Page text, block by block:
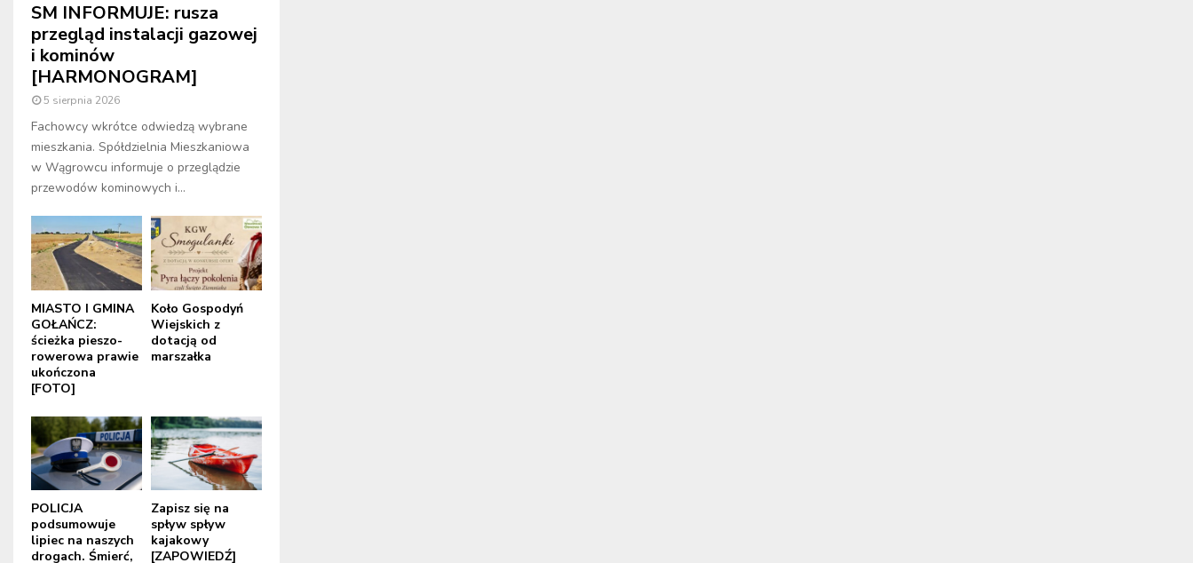
SM INFORMUJE: rusza
przegląd instalacji gazowej
i kominów
[HARMONOGRAM]
5 sierpnia 2026
Fachowcy wkrótce odwiedzą wybrane
mieszkania. Spółdzielnia Mieszkaniowa
w Wągrowcu informuje o przeglądzie
przewodów kominowych i...
MIASTO I GMINA
GOŁAŃCZ:
ścieżka pieszo-
rowerowa prawie
ukończona
[FOTO]
Koło Gospodyń
Wiejskich z
dotacją od
marszałka
POLICJA
podsumowuje
lipiec na naszych
drogach. Śmierć,
Zapisz się na
spływ spływ
kajakowy
[ZAPOWIEDŹ]